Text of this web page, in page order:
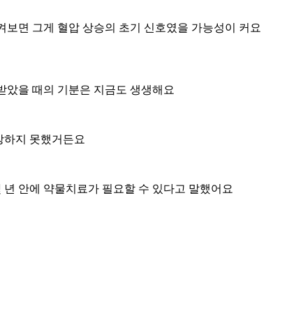
면 그게 혈압 상승의 초기 신호였을 가능성이 커요
았을 때의 기분은 지금도 생생해요
지 못했거든요
안에 약물치료가 필요할 수 있다고 말했어요